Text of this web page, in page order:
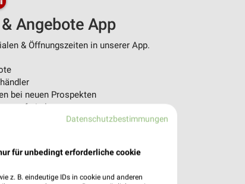
Angebote App
& Öffnungszeiten in unserer App.
bei neuen Prospekten
planen
Datenschutzbestimmungen
für unbedingt erforderliche cookie
z. B. eindeutige IDs in cookie und anderen